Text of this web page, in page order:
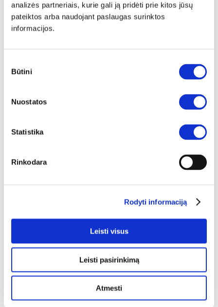
analizės partneriais, kurie gali ją pridėti prie kitos jūsų
pateiktos arba naudojant paslaugas surinktos
informacijos.
pasirinkimas
Būtini
Nuostatos
Statistika
Rinkodara
Rodyti informaciją
Leisti visus
Leisti pasirinkimą
Atmesti
NELLY 4D antresolė spintai (Cashmere)